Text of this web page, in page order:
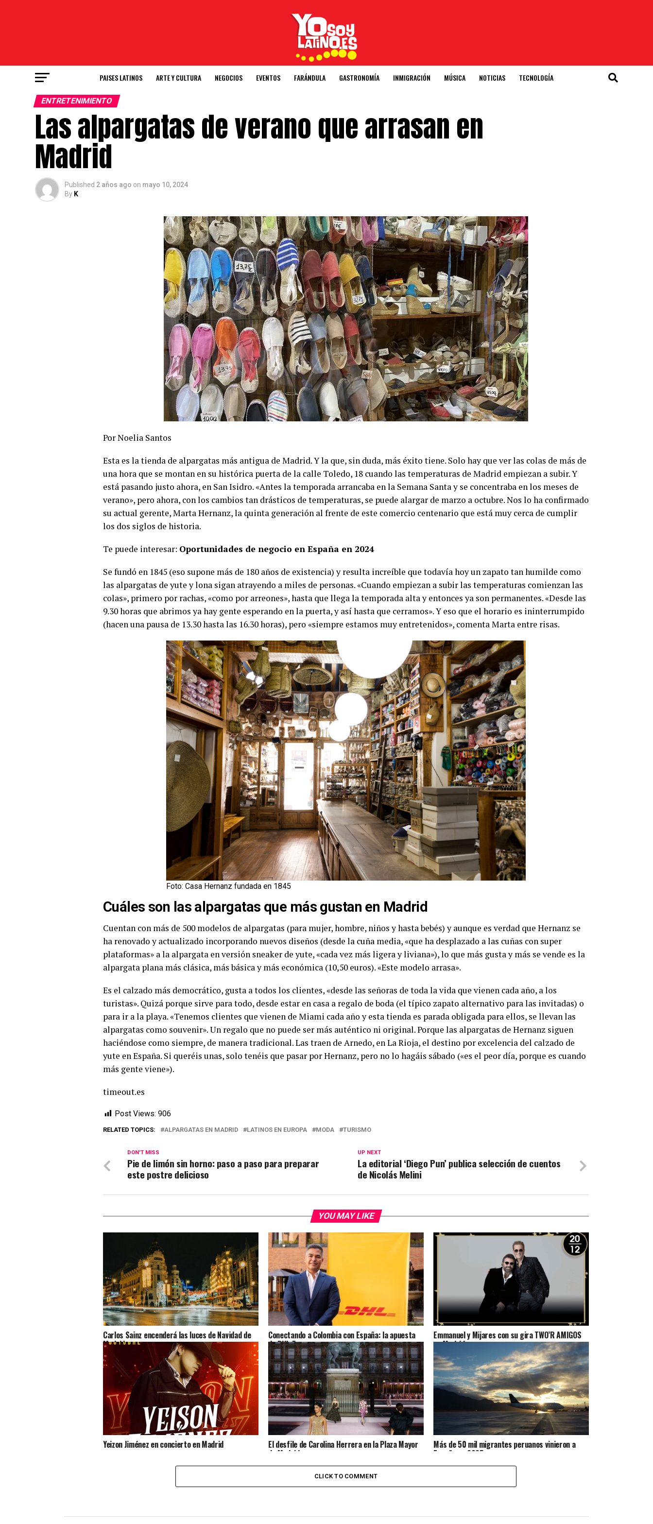
PAISES LATINOS ARTE Y CULTURA NEGOCIOS EVENTOS FARÁNDULA GASTRONOMÍA INMIGRACIÓN MÚSICA NOTICIAS TECNOLOGÍA
ENTRETENIMIENTO
Las alpargatas de verano que arrasan en
Madrid
Published 2 años ago on mayo 10, 2024
By K
Por Noelia Santos
Esta es la tienda de alpargatas más antigua de Madrid. Y la que, sin duda, más éxito tiene. Solo hay que ver las colas de más de
una hora que se montan en su histórica puerta de la calle Toledo, 18 cuando las temperaturas de Madrid empiezan a subir. Y
está pasando justo ahora, en San Isidro. «Antes la temporada arrancaba en la Semana Santa y se concentraba en los meses de
verano», pero ahora, con los cambios tan drásticos de temperaturas, se puede alargar de marzo a octubre. Nos lo ha confirmado
su actual gerente, Marta Hernanz, la quinta generación al frente de este comercio centenario que está muy cerca de cumplir
los dos siglos de historia.
Te puede interesar: Oportunidades de negocio en España en 2024
Se fundó en 1845 (eso supone más de 180 años de existencia) y resulta increíble que todavía hoy un zapato tan humilde como
las alpargatas de yute y lona sigan atrayendo a miles de personas. «Cuando empiezan a subir las temperaturas comienzan las
colas», primero por rachas, «como por arreones», hasta que llega la temporada alta y entonces ya son permanentes. «Desde las
9.30 horas que abrimos ya hay gente esperando en la puerta, y así hasta que cerramos». Y eso que el horario es ininterrumpido
(hacen una pausa de 13.30 hasta las 16.30 horas), pero «siempre estamos muy entretenidos», comenta Marta entre risas.
Foto: Casa Hernanz fundada en 1845
Cuáles son las alpargatas que más gustan en Madrid
Cuentan con más de 500 modelos de alpargatas (para mujer, hombre, niños y hasta bebés) y aunque es verdad que Hernanz se
ha renovado y actualizado incorporando nuevos diseños (desde la cuña media, «que ha desplazado a las cuñas con super
plataformas» a la alpargata en versión sneaker de yute, «cada vez más ligera y liviana»), lo que más gusta y más se vende es la
alpargata plana más clásica, más básica y más económica (10,50 euros). «Este modelo arrasa».
Es el calzado más democrático, gusta a todos los clientes, «desde las señoras de toda la vida que vienen cada año, a los
turistas». Quizá porque sirve para todo, desde estar en casa a regalo de boda (el típico zapato alternativo para las invitadas) o
para ir a la playa. «Tenemos clientes que vienen de Miami cada año y esta tienda es parada obligada para ellos, se llevan las
alpargatas como souvenir». Un regalo que no puede ser más auténtico ni original. Porque las alpargatas de Hernanz siguen
haciéndose como siempre, de manera tradicional. Las traen de Arnedo, en La Rioja, el destino por excelencia del calzado de
yute en España. Si queréis unas, solo tenéis que pasar por Hernanz, pero no lo hagáis sábado («es el peor día, porque es cuando
más gente viene»).
timeout.es
Post Views: 906
RELATED TOPICS: ALPARGATAS EN MADRID LATINOS EN EUROPA MODA TURISMO
UP NEXT
La editorial ‘Diego Pun’ publica selección de cuentos
de Nicolás Melini
DON'T MISS
Pie de limón sin horno: paso a paso para preparar
este postre delicioso
YOU MAY LIKE
Carlos Sainz encenderá las luces de Navidad de
Madrid
Conectando a Colombia con España: la apuesta
de DHL Express
Emmanuel y Mijares con su gira TWO’R AMIGOS
en Madrid
Yeizon Jiménez en concierto en Madrid El desfile de Carolina Herrera en la Plaza Mayor
de Madrid
Más de 50 mil migrantes peruanos vinieron a
España en 2025
CLICK TO COMMENT